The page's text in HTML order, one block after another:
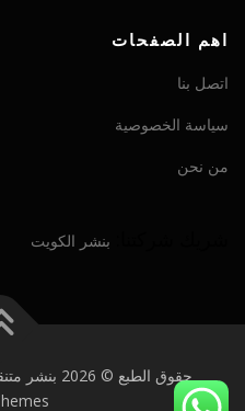
اهم الصفحات
اتصل بنا
سياسة الخصوصية
من نحن
بنشر الكويت
حقوق الطبع © 2026 بنشر متنقل